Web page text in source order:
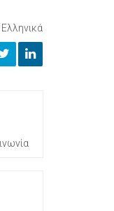
Ελληνικά